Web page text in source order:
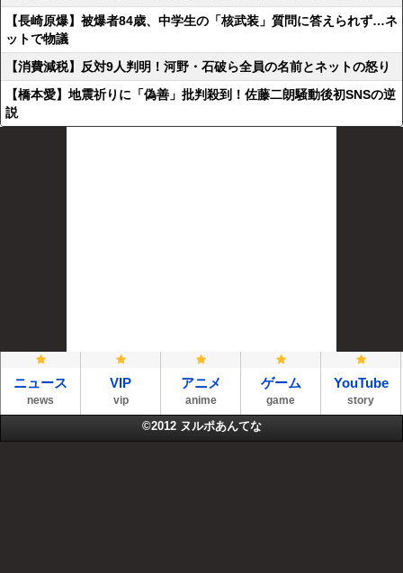
【長崎原爆】被爆者84歳、中学生の「核武装」質問に答えられず…ネ
ットで物議
【消費減税】反対9人判明！河野・石破ら全員の名前とネットの怒り
【橋本愛】地震祈りに「偽善」批判殺到！佐藤二朗騒動後初SNSの逆
説
ニュース
news
VIP
vip
アニメ
anime
ゲーム
game
YouTube
story
©2012 ヌルポあんてな